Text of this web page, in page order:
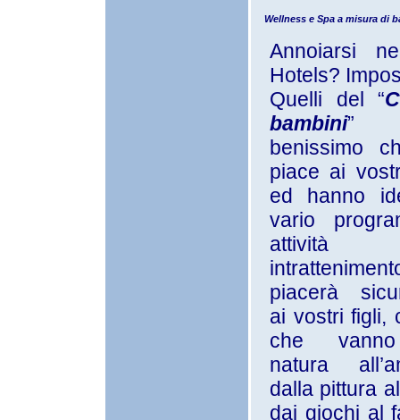
Wellness e Spa a misura di
Annoiarsi
Hotels?
Quelli del “
bambini”
benissimo
piace ai
ed hanno
vario
piacerà
ai vostri figli,
che
natura
dalla pittura
dai giochi al